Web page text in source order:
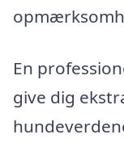
En
give dig